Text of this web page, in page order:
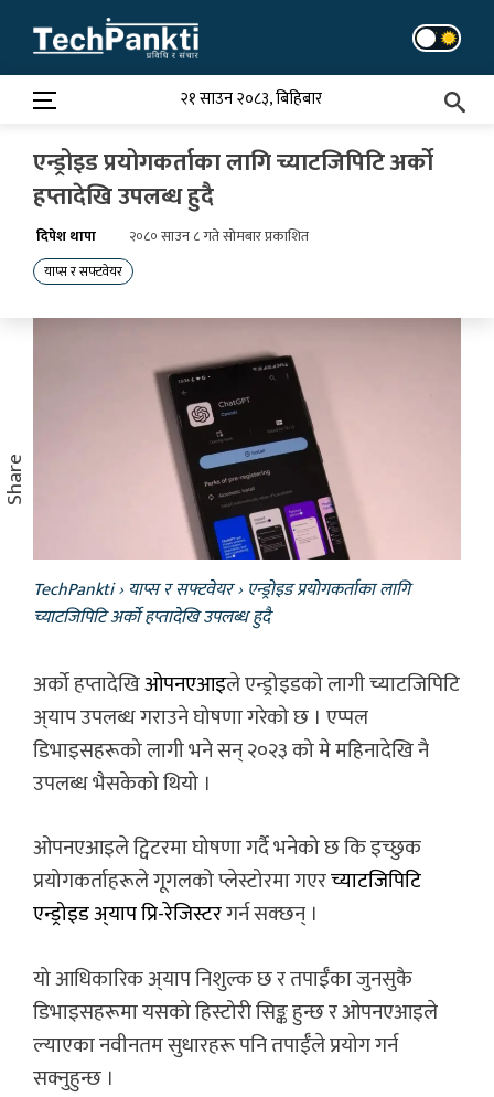
content
२१ साउन २०८३, बिहिबार
एन्ड्रोइड प्रयोगकर्ताका लागि च्याटजिपिटि अर्को
हप्तादेखि उपलब्ध हुदै
दिपेश थापा २०८० साउन ८ गते सोमबार प्रकाशित
याप्स र सफ्टवेयर
TechPankti› याप्स र सफ्टवेयर› एन्ड्रोइड प्रयोगकर्ताका लागि
च्याटजिपिटि अर्को हप्तादेखि उपलब्ध हुदै
अर्को हप्तादेखिओपनएआइले एन्ड्रोइडको लागी च्याटजिपिटि
अ्याप उपलब्ध गराउने घोषणा गरेको छ । एप्पल
डिभाइसहरूको लागी भने सन् २०२३ को मे महिनादेखि नै
उपलब्ध भैसकेको थियो ।
ओपनएआइले ट्विटरमा घोषणा गर्दै भनेको छ कि इच्छुक
प्रयोगकर्ताहरूले गूगलको प्लेस्टोरमा गएरच्याटजिपिटि
एन्ड्रोइड अ्याप प्रि-रेजिस्टरगर्न सक्छन् ।
यो आधिकारिक अ्याप निशुल्क छ र तपाईँका जुनसुकै
डिभाइसहरूमा यसको हिस्टोरी सिङ्क हुन्छ र ओपनएआइले
ल्याएका नवीनतम सुधारहरू पनि तपाईँले प्रयोग गर्न
सक्नुहुन्छ ।